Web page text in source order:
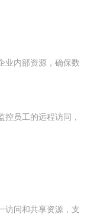
业内部资源，确保数
员工的远程访问，
访问和共享资源，支